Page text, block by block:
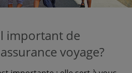
important de
voyage?